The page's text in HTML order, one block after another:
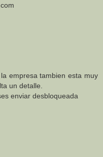
empresa tambien esta muy
un detalle.
enviar desbloqueada